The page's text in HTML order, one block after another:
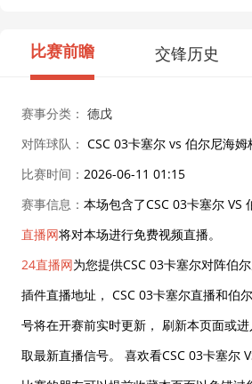
比赛前瞻 交锋历史
赛事分类： 德戊
对阵球队： CSC 03卡塞尔 vs 伯尔尼海姆
比赛时间： 2026-06-11 01:15
赛事信息： 本场包含了CSC 03卡塞尔 VS
直播网将对本场进行免费视频直播。
24直播网为您提供CSC 03卡塞尔对阵伯
插件直播地址， CSC 03卡塞尔直播和伯
号将在开赛前实时更新， 刷新本页面或进
取最新直播信号。 喜欢看CSC 03卡塞尔